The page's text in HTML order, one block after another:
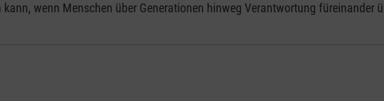
wenn Menschen über Generationen hinweg Verantwortung füreinander